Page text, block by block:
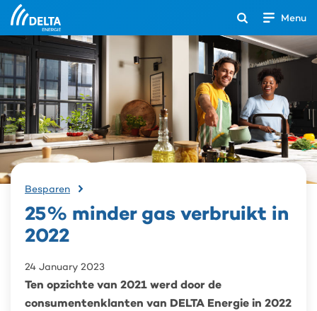
Menu
Open
het
zoekveld
Search
Besparen
gas
25% minder gas verbruikt in
2022
24 January 2023
Ten opzichte van 2021 werd door de
consumentenklanten van DELTA Energie in 2022